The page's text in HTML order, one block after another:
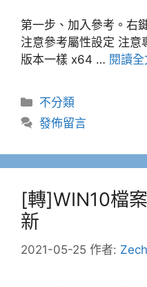
第一步、加入參考。右
注意參考屬性設定 注意
版本一樣 x64 … 閱讀全
分
類
不分類
發佈留言
[轉]WIN10檔
新
2021-05-25 作者: